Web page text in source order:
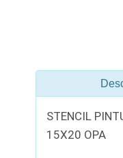
STENCIL
15X20 OPA